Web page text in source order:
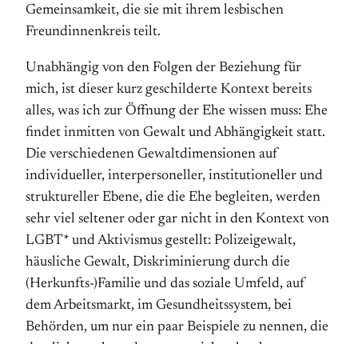
Gemeinsamkeit, die sie mit ihrem lesbischen
Freundinnenkreis teilt.
Unabhängig von den Folgen der Beziehung für
mich, ist dieser kurz geschilderte Kontext bereits
alles, was ich zur Öffnung der Ehe wissen muss: Ehe
findet inmitten von Gewalt und Abhängigkeit statt.
Die verschiedenen Gewaltdimensionen auf
individueller, interpersoneller, institutioneller und
struktureller Ebene, die die Ehe begleiten, werden
sehr viel seltener oder gar nicht in den Kontext von
LGBT* und Aktivismus gestellt: Polizeigewalt,
häusliche Gewalt, Diskriminierung durch die
(Herkunfts-)Familie und das soziale Umfeld, auf
dem Arbeitsmarkt, im Gesundheitssystem, bei
Behörden, um nur ein paar Beispiele zu nennen, die